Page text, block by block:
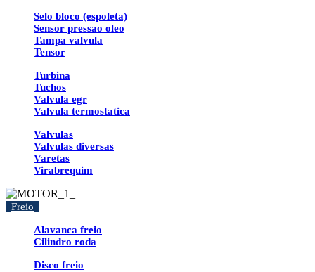
Selo bloco (espoleta)
Sensor pressao oleo
Tampa valvula
Tensor
Turbina
Tuchos
Valvula egr
Valvula termostatica
Valvulas
Valvulas diversas
Varetas
Virabrequim
Freio
Alavanca freio
Cilindro roda
Disco freio